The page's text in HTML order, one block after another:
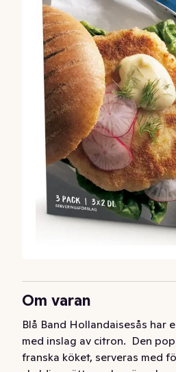
Om varan
Blå Band Hollandaisesås har
med inslag av citron.  Den
franska köket, serveras med